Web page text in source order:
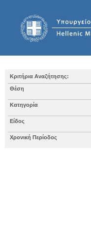
Κριτήρια Αναζήτησης:
Θέση
Κατηγορία
Είδος
Χρονική Περίοδος